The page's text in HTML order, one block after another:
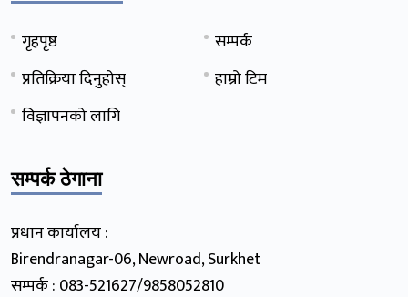
गृहपृष्ठ
सम्पर्क
प्रतिक्रिया दिनुहोस्
हाम्रो टिम
विज्ञापनको लागि
सम्पर्क ठेगाना
प्रधान कार्यालय :
Birendranagar-06, Newroad, Surkhet
सम्पर्क : 083-521627/9858052810